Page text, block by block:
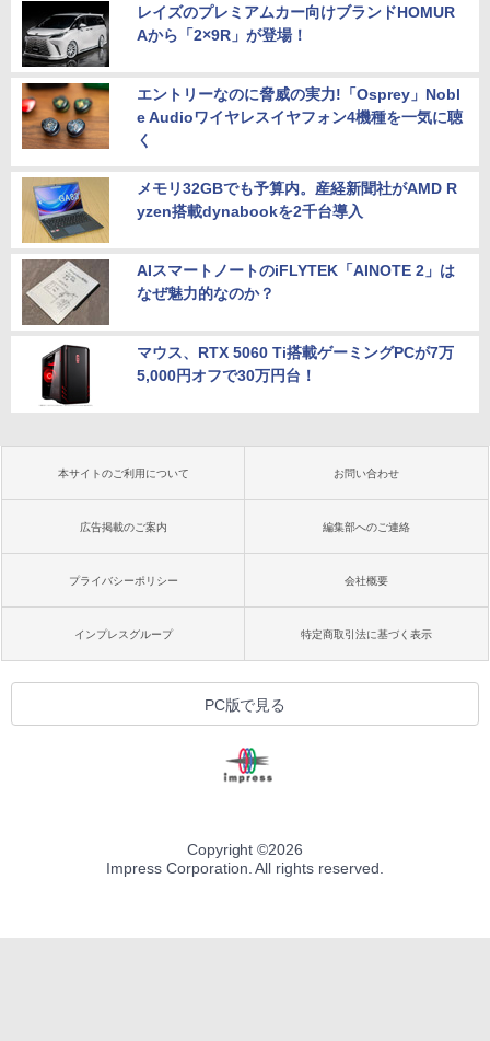
レイズのプレミアムカー向けブランドHOMUR
Aから「2×9R」が登場！
エントリーなのに脅威の実力!「Osprey」Nobl
e Audioワイヤレスイヤフォン4機種を一気に聴
く
メモリ32GBでも予算内。産経新聞社がAMD R
yzen搭載dynabookを2千台導入
AIスマートノートのiFLYTEK「AINOTE 2」は
なぜ魅力的なのか？
マウス、RTX 5060 Ti搭載ゲーミングPCが7万
5,000円オフで30万円台！
本サイトのご利用について お問い合わせ
広告掲載のご案内 編集部へのご連絡
プライバシーポリシー 会社概要
インプレスグループ 特定商取引法に基づく表示
PC版で見る
Copyright ©2026
Impress Corporation. All rights reserved.